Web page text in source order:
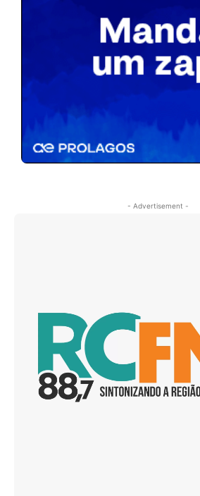
- Advertisement -